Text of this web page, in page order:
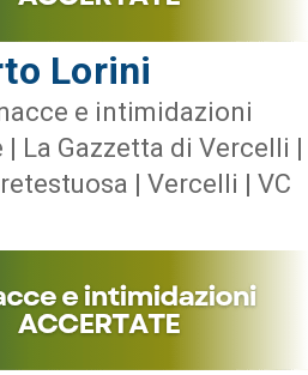
Lorini
e intimidazioni
La Gazzetta di Vercelli |
| Vercelli | VC